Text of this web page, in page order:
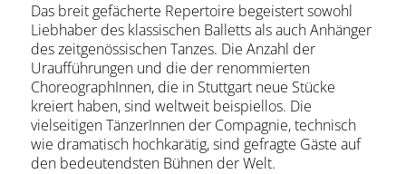
Das breit gefächerte Repertoire begeistert sowohl
Liebhaber des klassischen Balletts als auch Anhänger
des zeitgenössischen Tanzes. Die Anzahl der
Uraufführungen und die der renommierten
ChoreographInnen, die in Stuttgart neue Stücke
kreiert haben, sind weltweit beispiellos. Die
vielseitigen TänzerInnen der Compagnie, technisch
wie dramatisch hochkarätig, sind gefragte Gäste auf
den bedeutendsten Bühnen der Welt.